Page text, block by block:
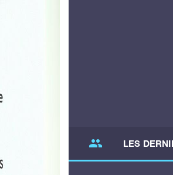
group LES